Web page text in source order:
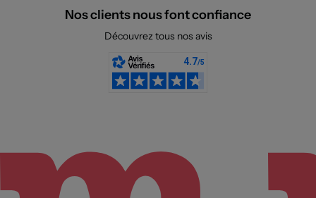
Nos clients nous font confiance
Découvrez tous nos avis